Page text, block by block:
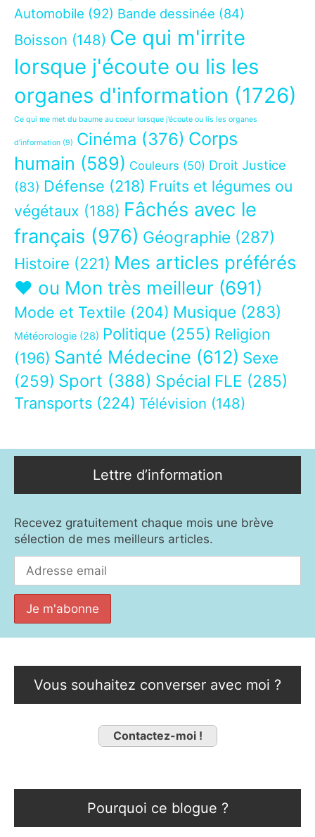
Automobile (92) Bande dessinée (84)
Boisson (148) Ce qui m'irrite
lorsque j'écoute ou lis les
organes d'information (1726)
Ce qui me met du baume au coeur lorsque j’écoute ou lis les organes
d’information (9) Cinéma (376) Corps
humain (589) Couleurs (50) Droit Justice
(83) Défense (218) Fruits et légumes ou
végétaux (188) Fâchés avec le
français (976) Géographie (287)
Histoire (221) Mes articles préférés
❤ ou Mon très meilleur (691)
Mode et Textile (204) Musique (283)
Météorologie (28) Politique (255) Religion
(196) Santé Médecine (612) Sexe
(259) Sport (388) Spécial FLE (285)
Transports (224) Télévision (148)
Lettre d’information
Recevez gratuitement chaque mois une brève
sélection de mes meilleurs articles.
Vous souhaitez converser avec moi ?
Contactez-moi !
Pourquoi ce blogue ?